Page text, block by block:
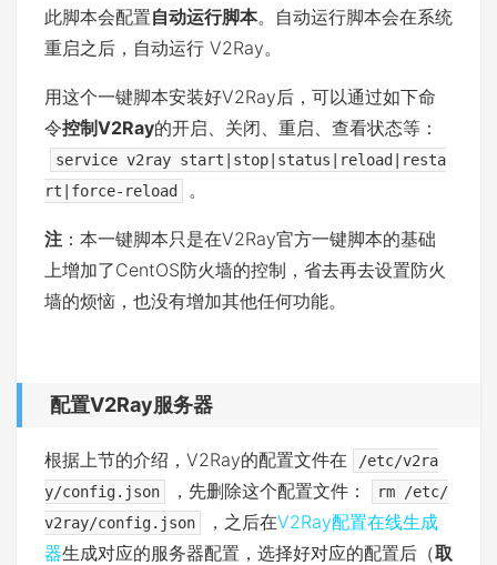
此脚本会配置自动运行脚本。自动运行脚本会在系统
重启之后，自动运行 V2Ray。
用这个一键脚本安装好V2Ray后，可以通过如下命
令控制V2Ray的开启、关闭、重启、查看状态等：
service v2ray start|stop|status|reload|resta
rt|force-reload
。
注 ：本一键脚本只是在V2Ray官方一键脚本的基础
上增加了CentOS防火墙的控制，省去再去设置防火
墙的烦恼，也没有增加其他任何功能。
配置V2Ray服务器
根据上节的介绍，V2Ray的配置文件在
/etc/v2ra
y/config.json
，先删除这个配置文件：
rm /etc/
v2ray/config.json
，之后在V2Ray配置在线生成
器生成对应的服务器配置，选择好对应的配置后（取